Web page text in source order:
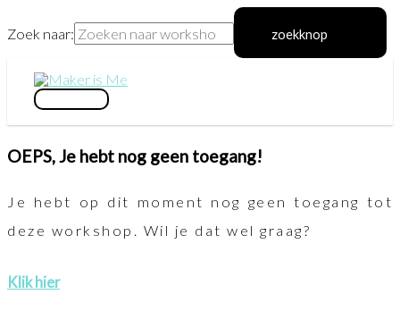
Zoek naar: zoekknop
de
inhoud
hoofdmenu
OEPS, Je hebt nog geen toegang!
Je hebt op dit moment nog geen toegang tot
deze workshop. Wil je dat wel graag?
Klik hier